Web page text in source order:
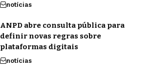
notícias
ANPD abre consulta pública para
definir novas regras sobre
plataformas digitais
notícias